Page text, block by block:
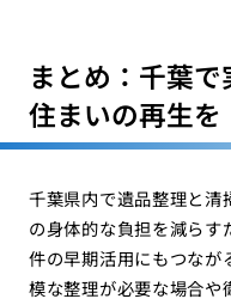
まとめ：千葉で
住まいの再生を
千葉県内で遺品整理と清
の身体的な負担を減ら
件の早期活用にもつなが
模な整理が必要な場合や